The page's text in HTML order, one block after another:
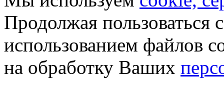
Продолжая пользоваться
использованием файлов
на обработку Ваших